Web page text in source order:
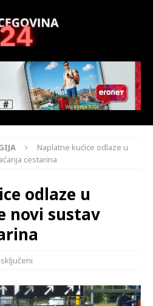
Naplatne kućice odlaze u
cestarina
odlaze u
novi sustav